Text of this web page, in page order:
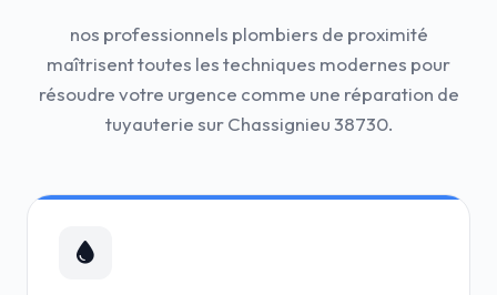
nos professionnels plombiers de proximité
maîtrisent toutes les techniques modernes pour
résoudre votre urgence comme une réparation de
tuyauterie sur Chassignieu 38730.